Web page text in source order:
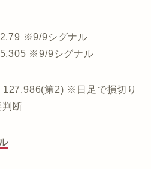
※9/9シグナル
※9/9シグナル
第2) ※日足で損切り
判断